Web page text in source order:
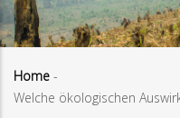
Home -
Welche ökologischen